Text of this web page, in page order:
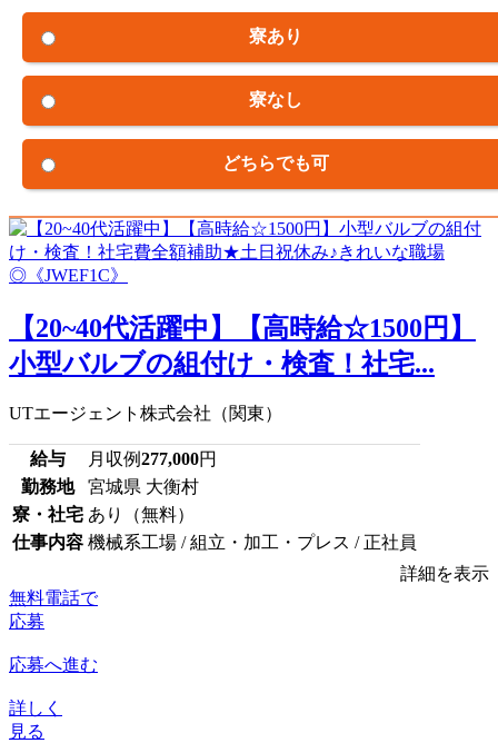
寮あり
寮なし
どちらでも可
【20~40代活躍中】【高時給☆1500円】
小型バルブの組付け・検査！社宅...
UTエージェント株式会社（関東）
給与 月収例277,000円
勤務地
宮城県 大衡村
寮・社宅 あり（無料）
仕事内容 機械系工場 / 組立・加工・プレス / 正社員
詳細を表示
無料電話で
応募
応募へ進む
詳しく
見る